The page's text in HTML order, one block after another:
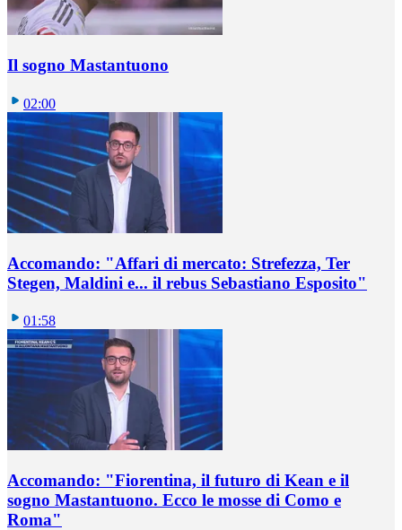
Il sogno Mastantuono
02:00
Accomando: "Affari di mercato: Strefezza, Ter
Stegen, Maldini e... il rebus Sebastiano Esposito"
01:58
Accomando: "Fiorentina, il futuro di Kean e il
sogno Mastantuono. Ecco le mosse di Como e
Roma"